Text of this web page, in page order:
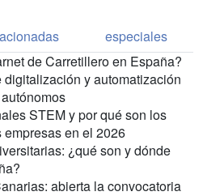
especiales
de Carretillero en España?
y automatización
STEM y por qué son los
en el 2026
¿qué son y dónde
abierta la convocatoria